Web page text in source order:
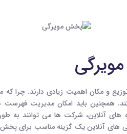
و مکان اهمیت زیادی دارند. چرا که
همچنین باید امکان مدیریت
آنلاین، شرکت ها می توانند به
های آنلاین یک گزینه مناسب برای